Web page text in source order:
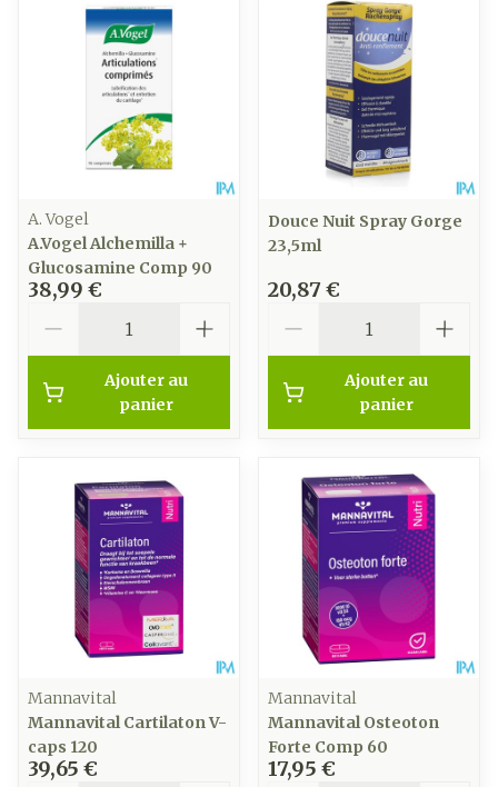
A. Vogel
A.Vogel Alchemilla +
Glucosamine Comp 90
38,99 €
Ajouter au
panier
Douce Nuit Spray Gorge
23,5ml
20,87 €
Ajouter au
panier
Mannavital
Mannavital Cartilaton V-
caps 120
39,65 €
Mannavital
Mannavital Osteoton
Forte Comp 60
17,95 €